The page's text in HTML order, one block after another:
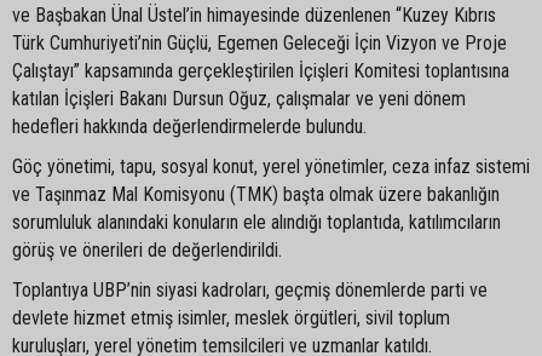
ve Başbakan Ünal Üstel’in himayesinde düzenlenen “Kuzey Kıbrıs
Türk Cumhuriyeti’nin Güçlü, Egemen Geleceği İçin Vizyon ve Proje
Çalıştayı” kapsamında gerçekleştirilen İçişleri Komitesi toplantısına
katılan İçişleri Bakanı Dursun Oğuz, çalışmalar ve yeni dönem
hedefleri hakkında değerlendirmelerde bulundu.
Göç yönetimi, tapu, sosyal konut, yerel yönetimler, ceza infaz sistemi
ve Taşınmaz Mal Komisyonu (TMK) başta olmak üzere bakanlığın
sorumluluk alanındaki konuların ele alındığı toplantıda, katılımcıların
görüş ve önerileri de değerlendirildi.
Toplantıya UBP’nin siyasi kadroları, geçmiş dönemlerde parti ve
devlete hizmet etmiş isimler, meslek örgütleri, sivil toplum
kuruluşları, yerel yönetim temsilcileri ve uzmanlar katıldı.